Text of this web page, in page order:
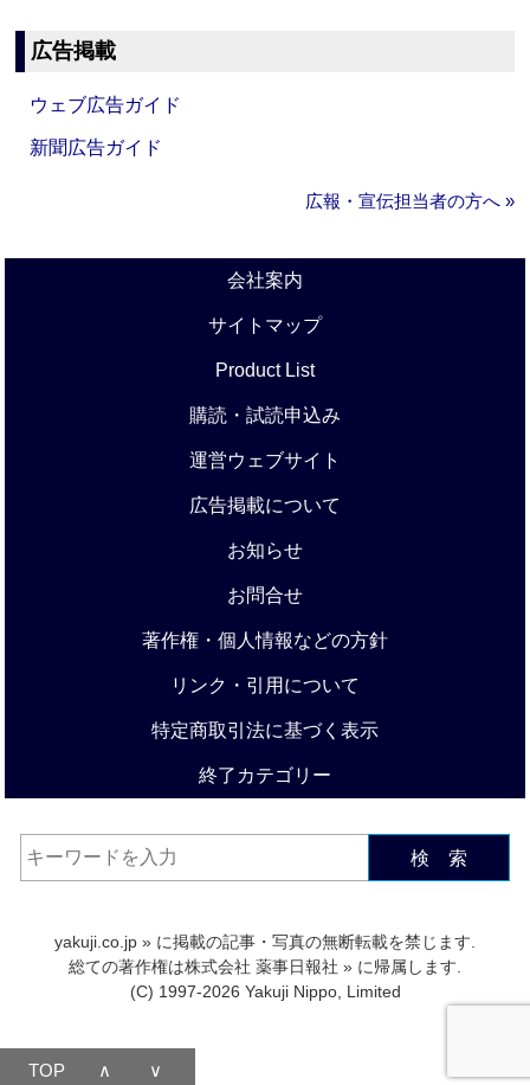
広告掲載
ウェブ広告ガイド
新聞広告ガイド
広報・宣伝担当者の方へ »
会社案内
サイトマップ
Product List
購読・試読申込み
運営ウェブサイト
広告掲載について
お知らせ
お問合せ
著作権・個人情報などの方針
リンク・引用について
特定商取引法に基づく表示
終了カテゴリー
検 索
yakuji.co.jp » に掲載の記事・写真の無断転載を禁じます.
総ての著作権は株式会社 薬事日報社 » に帰属します.
(C) 1997-2026 Yakuji Nippo, Limited
TOP ∧ ∨